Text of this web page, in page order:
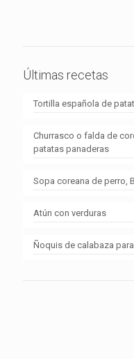
Últimas recetas
Tortilla española de
Churrasco o falda de
patatas panaderas
Sopa coreana de perro,
Atún con verduras
Ñoquis de calabaza